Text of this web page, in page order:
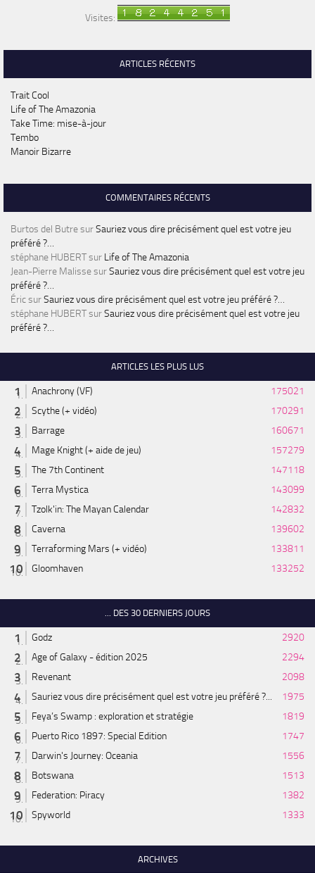
Visites:
ARTICLES RÉCENTS
Trait Cool
Life of The Amazonia
Take Time: mise-à-jour
Tembo
Manoir Bizarre
COMMENTAIRES RÉCENTS
Burtos del ButresurSauriez vous dire précisément quel est votre jeu
préféré ?…
stéphane HUBERTsur Life of The Amazonia
Jean-Pierre MalissesurSauriez vous dire précisément quel est votre jeu
préféré ?…
ÉricsurSauriez vous dire précisément quel est votre jeu préféré ?…
stéphane HUBERTsurSauriez vous dire précisément quel est votre jeu
préféré ?…
ARTICLES LES PLUS LUS
Anachrony (VF)
175021
Scythe (+ vidéo)
170291
Barrage
160671
Mage Knight (+ aide de jeu)
157279
The 7th Continent
147118
Terra Mystica
143099
Tzolk'in: The Mayan Calendar
142832
Caverna
139602
Terraforming Mars (+ vidéo)
133811
Gloomhaven
133252
... DES 30 DERNIERS JOURS
Godz
2920
Age of Galaxy - édition 2025
2294
Revenant
2098
Sauriez vous dire précisément quel est votre jeu préféré ?...
1975
Feya’s Swamp : exploration et stratégie
1819
Puerto Rico 1897: Special Edition
1747
Darwin's Journey: Oceania
1556
Botswana
1513
Federation: Piracy
1382
Spyworld
1333
ARCHIVES